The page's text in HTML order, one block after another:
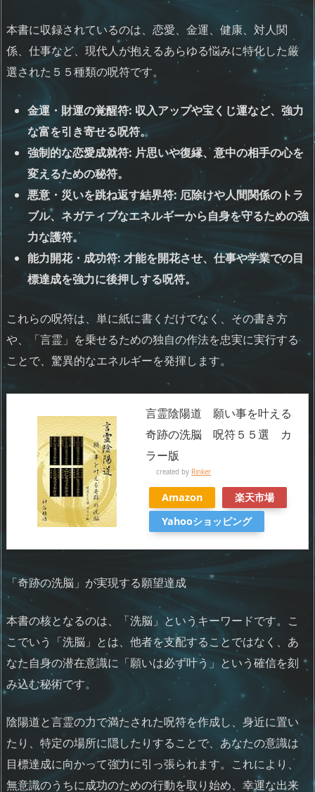
本書に収録されているのは、恋愛、金運、健康、対人関
係、仕事など、現代人が抱えるあらゆる悩みに特化した厳
選された５５種類の呪符です。
金運・財運の覚醒符: 収入アップや宝くじ運など、強力
な富を引き寄せる呪符。
強制的な恋愛成就符: 片思いや復縁、意中の相手の心を
変えるための秘符。
悪意・災いを跳ね返す結界符: 厄除けや人間関係のトラ
ブル、ネガティブなエネルギーから自身を守るための強
力な護符。
能力開花・成功符: 才能を開花させ、仕事や学業での目
標達成を強力に後押しする呪符。
これらの呪符は、単に紙に書くだけでなく、その書き方
や、「言霊」を乗せるための独自の作法を忠実に実行する
ことで、驚異的なエネルギーを発揮します。
言霊陰陽道 願い事を叶える
奇跡の洗脳 呪符５５選 カ
ラー版
created by Rinker
Amazon
楽天市場
Yahooショッピング
「奇跡の洗脳」が実現する願望達成
本書の核となるのは、「洗脳」というキーワードです。こ
こでいう「洗脳」とは、他者を支配することではなく、あ
なた自身の潜在意識に「願いは必ず叶う」という確信を刻
み込む秘術です。
陰陽道と言霊の力で満たされた呪符を作成し、身近に置い
たり、特定の場所に隠したりすることで、あなたの意識は
目標達成に向かって強力に引っ張られます。これにより、
無意識のうちに成功のための行動を取り始め、幸運な出来